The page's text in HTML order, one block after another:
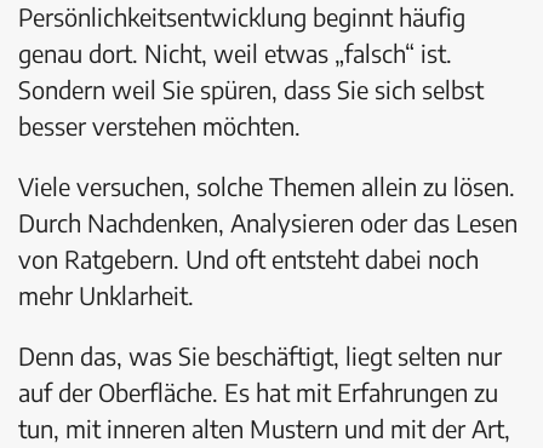
Persönlichkeitsentwicklung beginnt häufig
genau dort. Nicht, weil etwas „falsch“ ist.
Sondern weil Sie spüren, dass Sie sich selbst
besser verstehen möchten.
Viele versuchen, solche Themen allein zu lösen.
Durch Nachdenken, Analysieren oder das Lesen
von Ratgebern. Und oft entsteht dabei noch
mehr Unklarheit.
Denn das, was Sie beschäftigt, liegt selten nur
auf der Oberfläche. Es hat mit Erfahrungen zu
tun, mit inneren alten Mustern und mit der Art,